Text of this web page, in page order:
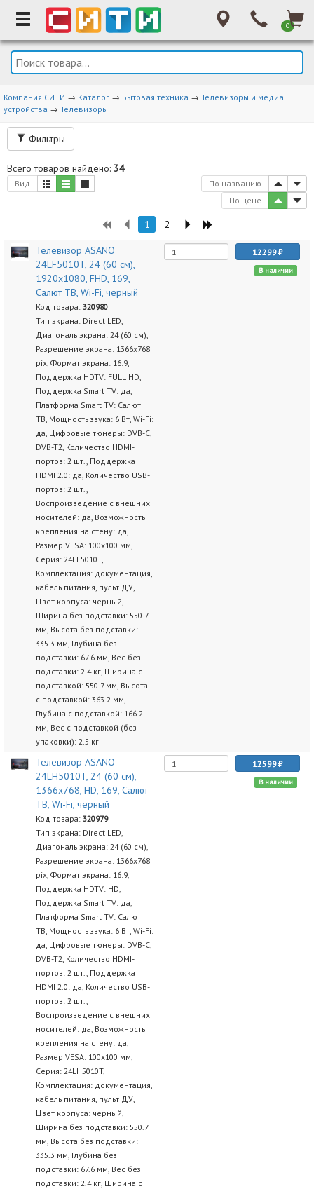
0
Компания СИТИ → Каталог → Бытовая техника → Телевизоры и медиа
устройства → Телевизоры
Фильтры
Всего товаров найдено: 34
Вид
По названию
По цене
1 2
Телевизор ASANO
24LF5010T, 24 (60 см),
1920x1080, FHD, 169,
Салют ТВ, Wi-Fi, черный
Код товара: 320980
Тип экрана: Direct LED,
Диагональ экрана: 24 (60 см),
Разрешение экрана: 1366x768
pix, Формат экрана: 16:9,
Поддержка HDTV: FULL HD,
Поддержка Smart TV: да,
Платформа Smart TV: Салют
ТВ, Мощность звука: 6 Вт, Wi-Fi:
да, Цифровые тюнеры: DVB-C,
DVB-T2, Количество HDMI-
портов: 2 шт., Поддержка
HDMI 2.0: да, Количество USB-
портов: 2 шт.,
Воспроизведение с внешних
носителей: да, Возможность
крепления на стену: да,
Размер VESA: 100x100 мм,
Серия: 24LF5010T,
Комплектация: документация,
кабель питания, пульт ДУ,
Цвет корпуса: черный,
Ширина без подставки: 550.7
мм, Высота без подставки:
335.3 мм, Глубина без
подставки: 67.6 мм, Вес без
подставки: 2.4 кг, Ширина с
подставкой: 550.7 мм, Высота
с подставкой: 363.2 мм,
Глубина с подставкой: 166.2
мм, Вес с подставкой (без
упаковки): 2.5 кг
12299
В наличии
Телевизор ASANO
24LH5010T, 24 (60 см),
1366x768, HD, 169, Салют
ТВ, Wi-Fi, черный
Код товара: 320979
Тип экрана: Direct LED,
Диагональ экрана: 24 (60 см),
Разрешение экрана: 1366х768
pix, Формат экрана: 16:9,
Поддержка HDTV: HD,
Поддержка Smart TV: да,
Платформа Smart TV: Салют
ТВ, Мощность звука: 6 Вт, Wi-Fi:
да, Цифровые тюнеры: DVB-C,
DVB-T2, Количество HDMI-
портов: 2 шт., Поддержка
HDMI 2.0: да, Количество USB-
портов: 2 шт.,
Воспроизведение с внешних
носителей: да, Возможность
крепления на стену: да,
Размер VESA: 100x100 мм,
Серия: 24LH5010T,
Комплектация: документация,
кабель питания, пульт ДУ,
Цвет корпуса: черный,
Ширина без подставки: 550.7
мм, Высота без подставки:
335.3 мм, Глубина без
подставки: 67.6 мм, Вес без
подставки: 2.4 кг, Ширина с
12599
В наличии